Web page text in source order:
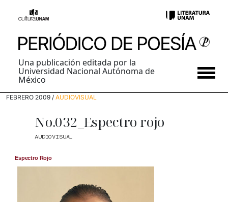
Una publicación editada por la
Universidad Nacional Autónoma de
México
FEBRERO 2009 / AUDIOVISUAL
No.032_Espectro rojo
AUDIOVISUAL
Espectro Rojo